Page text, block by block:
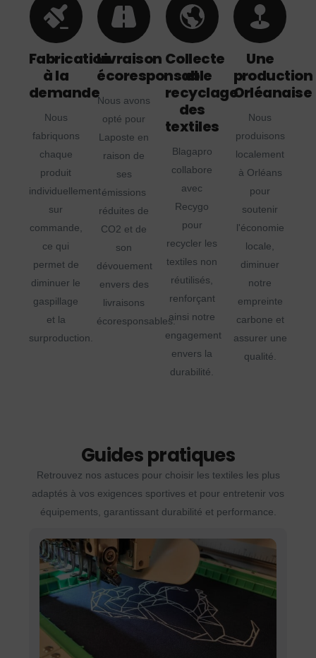
Fabrication
à la
demande
Nous
fabriquons
chaque
produit
individuellement
sur
commande,
ce qui
permet de
diminuer le
gaspillage
et la
surproduction.
Livraison
écoresponsable
Nous avons
opté pour
Laposte en
raison de
ses
émissions
réduites de
CO2 et de
son
dévouement
envers des
livraisons
écoresponsables.
Collecte
et
recyclage
des
textiles
Blagapro
collabore
avec
Recygo
pour
recycler les
textiles non
réutilisés,
renforçant
ainsi notre
engagement
envers la
durabilité.
Une
production
Orléanaise
Nous
produisons
localement
à Orléans
pour
soutenir
l'économie
locale,
diminuer
notre
empreinte
carbone et
assurer une
qualité.
Guides pratiques
Retrouvez nos astuces pour choisir les textiles les plus
adaptés à vos exigences sportives et pour entretenir vos
équipements, garantissant durabilité et performance.